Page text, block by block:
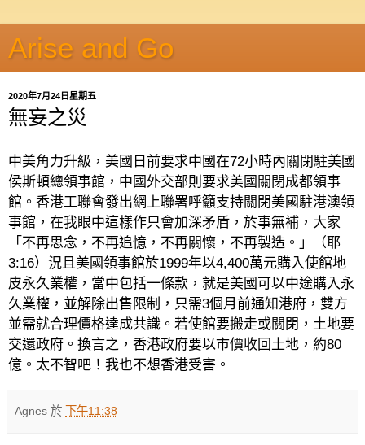
Arise and Go
2020年7月24日星期五
無妄之災
中美角力升級，美國日前要求中國在72小時內關閉駐美國
侯斯頓總領事館，中國外交部則要求美國關閉成都領事
館。香港工聯會發出網上聯署呼籲支持關閉美國駐港澳領
事館，在我眼中這樣作只會加深矛盾，於事無補，大家
「不再思念，不再追憶，不再關懷，不再製造。」（耶
3:16）況且美國領事館於1999年以4,400萬元購入使館地
皮永久業權，當中包括一條款，就是美國可以中途購入永
久業權，並解除出售限制，只需3個月前通知港府，雙方
並需就合理價格達成共識。若使館要搬走或關閉，土地要
交還政府。換言之，香港政府要以市價收回土地，約80
億。太不智吧！我也不想香港受害。
Agnes 於 下午11:38